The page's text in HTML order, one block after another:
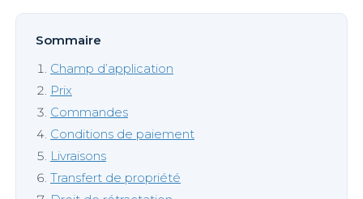
Sommaire
Champ d’application
Prix
Commandes
Conditions de paiement
Livraisons
Transfert de propriété